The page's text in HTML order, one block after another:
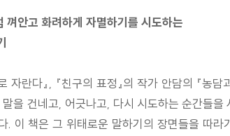
껴안고 화려하게 자멸하기를 시도하는
로 자란다』, 『친구의 표정』의 작가 안담의 『
을 건네고, 어긋나고, 다시 시도하는 순간들
. 이 책은 그 위태로운 말하기의 장면들을 따